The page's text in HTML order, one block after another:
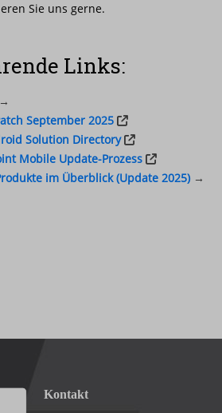
Sie uns gerne.
Links:
→
September 2025
Solution Directory
Mobile Update-Prozess
im Überblick (Update 2025) →
Kontakt